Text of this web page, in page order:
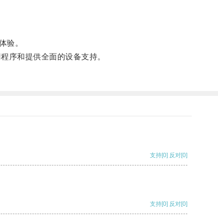
验。
和提供全面的设备支持。
支持[0] 反对[0]
支持[0] 反对[0]